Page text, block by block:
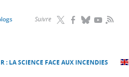
Suivre RSS
: LA SCIENCE FACE AUX INCENDIES